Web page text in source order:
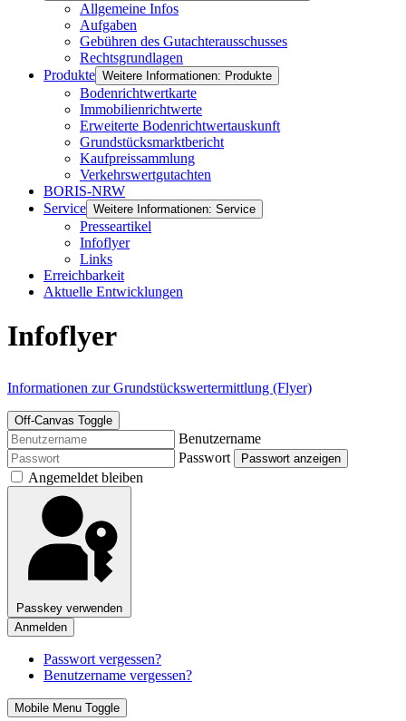
Allgemeine Infos
Aufgaben
Gebühren des Gutachterausschusses
Rechtsgrundlagen
Produkte Weitere Informationen: Produkte
Bodenrichtwertkarte
Immobilienrichtwerte
Erweiterte Bodenrichtwertauskunft
Grundstücksmarktbericht
Kaufpreissammlung
Verkehrswertgutachten
BORIS-NRW
Service Weitere Informationen: Service
Presseartikel
Infoflyer
Links
Erreichbarkeit
Aktuelle Entwicklungen
Infoflyer
Informationen zur Grundstückswertermittlung (Flyer)
Off-Canvas Toggle
Benutzername
Passwort
Passwort anzeigen
Angemeldet bleiben
Passkey verwenden
Anmelden
Passwort vergessen?
Benutzername vergessen?
Mobile Menu Toggle